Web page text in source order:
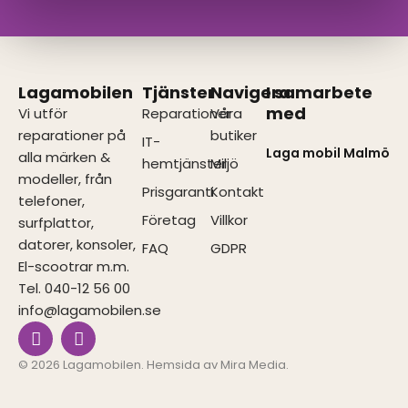
Lagamobilen
Vi utför
reparationer på
alla märken &
modeller, från
telefoner,
surfplattor,
datorer, konsoler,
El-scootrar m.m.
Tel. 040-12 56 00
info@lagamobilen.se
I
n
s
F
a
c
Tjänster
Reparationer
IT-
hemtjänster
Prisgaranti
Företag
FAQ
Navigera
Våra
butiker
Miljö
Kontakt
Villkor
GDPR
I samarbete
med
Laga mobil Malmö
© 2026 Lagamobilen. Hemsida av Mira Media.